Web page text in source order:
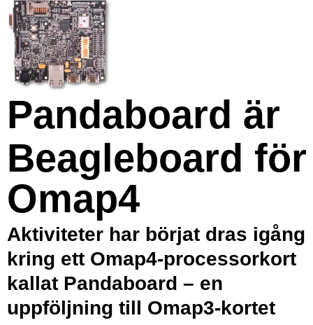
Pandaboard är
Beagleboard för
Omap4
Aktiviteter har börjat dras igång
kring ett Omap4-processorkort
kallat Pandaboard – en
uppföljning till Omap3-kortet